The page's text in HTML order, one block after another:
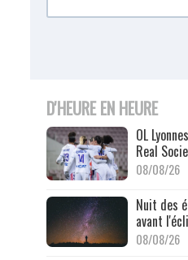
D'HEURE EN HEURE
OL
Real
08/08/26
Nuit des
avant
08/08/26